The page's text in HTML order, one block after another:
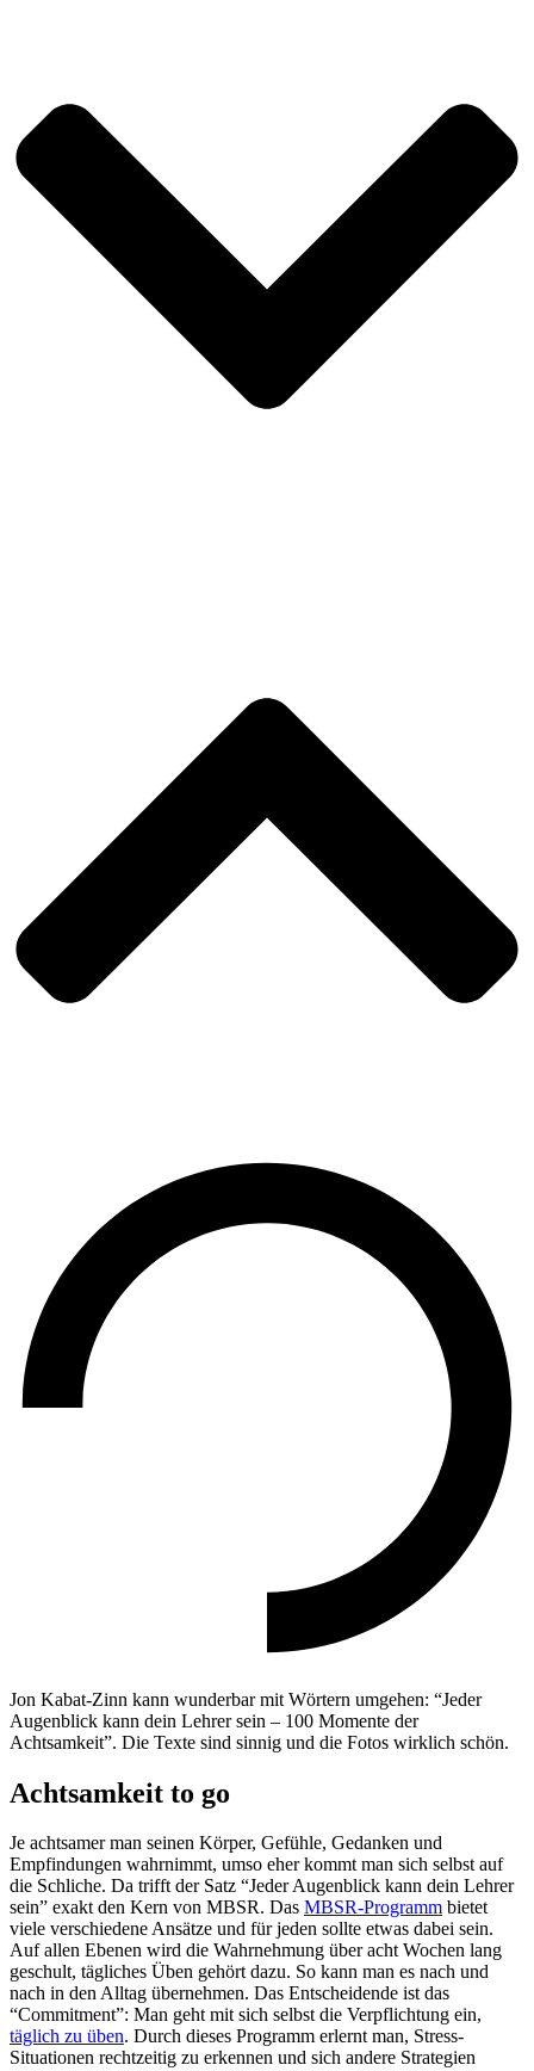
Jon Kabat-Zinn kann wunderbar mit Wörtern umgehen: “Jeder
Augenblick kann dein Lehrer sein – 100 Momente der
Achtsamkeit”. Die Texte sind sinnig und die Fotos wirklich schön.
Achtsamkeit to go
Je achtsamer man seinen Körper, Gefühle, Gedanken und
Empfindungen wahrnimmt, umso eher kommt man sich selbst auf
die Schliche. Da trifft der Satz “Jeder Augenblick kann dein Lehrer
sein” exakt den Kern von MBSR. Das MBSR-Programm bietet
viele verschiedene Ansätze und für jeden sollte etwas dabei sein.
Auf allen Ebenen wird die Wahrnehmung über acht Wochen lang
geschult, tägliches Üben gehört dazu. So kann man es nach und
nach in den Alltag übernehmen. Das Entscheidende ist das
“Commitment”: Man geht mit sich selbst die Verpflichtung ein,
täglich zu üben. Durch dieses Programm erlernt man, Stress-
Situationen rechtzeitig zu erkennen und sich andere Strategien